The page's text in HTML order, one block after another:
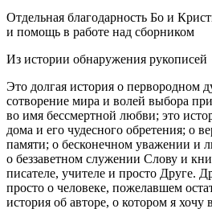
Отдельная благодарность Бо и
и помощь в работе над сборником
Из истории обнаружения рукописей
Это долгая история о первородном
сотворение мира и волей выбора
во имя бессмертной любви; это
дома и его чудесного обретения; о
памяти; о бесконечном уважении и
о беззаветном служении Слову и
писателе, учителе и просто Друге.
просто о человеке, пожелавшем
история об авторе, о котором я хочу